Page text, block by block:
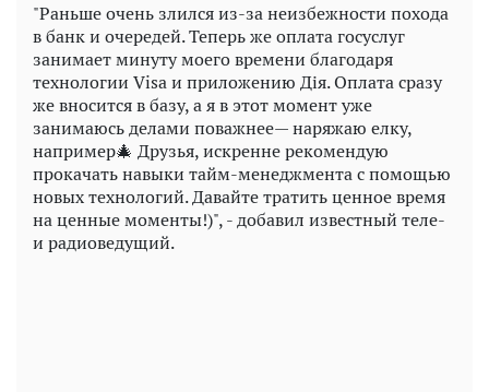
"Раньше очень злился из-за неизбежности похода
в банк и очередей. Теперь же оплата госуслуг
занимает минуту моего времени благодаря
технологии Visa и приложению Дія. Оплата сразу
же вносится в базу, а я в этот момент уже
занимаюсь делами поважнее— наряжаю елку,
например🎄 Друзья, искренне рекомендую
прокачать навыки тайм-менеджмента с помощью
новых технологий. Давайте тратить ценное время
на ценные моменты!)", - добавил известный теле-
и радиоведущий.